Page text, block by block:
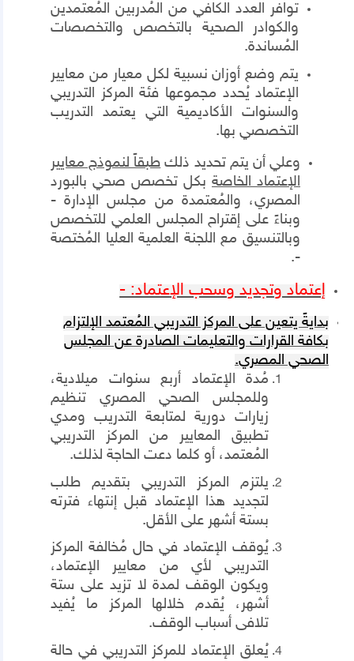
توافر العدد الكافي من المُدربين المُعتمدين
والكوادر الصحية بالتخصص والتخصصات
المُساندة.
يتم وضع أوزان نسبية لكل معيار من معايير
الإعتماد يُحدد مجموعها فئة المركز التدريبي
والسنوات الأكاديمية التي يعتمد التدريب
التخصصي بها.
وعلي أن يتم تحديد ذلكطبقاً لنموذج معايير
الإعتماد الخاصة بكل تخصص صحي بالبورد
المصري، والمُعتمدة من مجلس الإدارة -
وبناءً على إقتراح المجلس العلمي للتخصص
وبالتنسيق مع اللجنة العلمية العليا المُختصة
-.
إعتماد وتجديد وسحب الإعتماد: -
بدايةً يتعين على المركز التدريبي المُعتمد الإلتزام
بكافة القرارات والتعليمات الصادرة عن المجلس
الصحي المصري.
مُدة الإعتماد أربع سنوات ميلادية،
وللمجلس الصحي المصري تنظيم
زيارات دورية لمتابعة التدريب ومدي
تطبيق المعايير من المركز التدريبي
المُعتمد، أو كلما دعت الحاجة لذلك.
يلتزم المركز التدريبي بتقديم طلب
لتجديد هذا الإعتماد قبل إنتهاء فترته
بستة أشهر على الأقل.
يُوقف الإعتماد في حال مُخالفة المركز
التدريبي لأي من معايير الإعتماد،
ويكون الوقف لمدة لا تزيد على ستة
أشهر، يُقدم خلالها المركز ما يُفيد
تلافى أسباب الوقف.
يُعلق الإعتماد للمركز التدريبي في حالة